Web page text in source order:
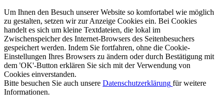
Um Ihnen den Besuch unserer Website so komfortabel wie möglich
zu gestalten, setzen wir zur Anzeige Cookies ein. Bei Cookies
handelt es sich um kleine Textdateien, die lokal im
Zwischenspeicher des Internet-Browsers des Seitenbesuchers
gespeichert werden. Indem Sie fortfahren, ohne die Cookie-
Einstellungen Ihres Browsers zu ändern oder durch Bestätigung mit
dem 'OK'-Button erklären Sie sich mit der Verwendung von
Cookies einverstanden.
Bitte besuchen Sie auch unsere Datenschutzerklärung für weitere
Informationen.